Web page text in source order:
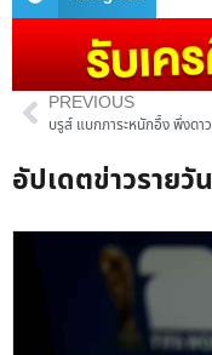
PREVIOUS
อัปเดตข่าวรายวัน